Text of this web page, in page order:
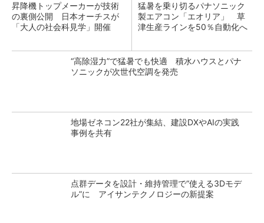
昇降機トップメーカーが技術
の裏側公開 日本オーチスが
「大人の社会科見学」開催
猛暑を乗り切るパナソニック
製エアコン「エオリア」 草
津生産ラインを50％自動化へ
“高除湿力”で猛暑でも快適 積水ハウスとパナ
ソニックが次世代空調を発売
地場ゼネコン22社が集結、建設DXやAIの実践
事例を共有
点群データを設計・維持管理で“使える3Dモデ
ル”に アイサンテクノロジーの新提案